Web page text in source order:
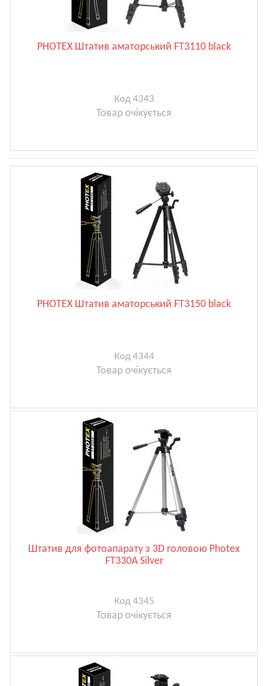
PHOTEX Штатив аматорський FT3110 black
Код 4343
Товар очікується
PHOTEX Штатив аматорський FT3150 black
Код 4344
Товар очікується
Штатив для фотоапарату з 3D головою Photex
FT330A Silver
Код 4345
Товар очікується